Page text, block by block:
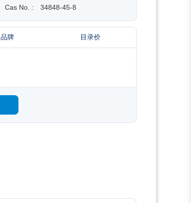
Cas No. : 34848-45-8
品牌 目录价